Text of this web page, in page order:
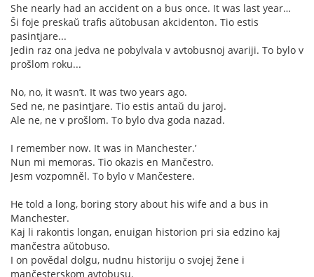
She nearly had an accident on a bus once. It was last year…
Ŝi foje preskaŭ trafis aŭtobusan akcidenton. Tio estis
pasintjare...
Jedin raz ona jedva ne pobylvala v avtobusnoj avariji. To bylo v
prošlom roku...
No, no, it wasn’t. It was two years ago.
Sed ne, ne pasintjare. Tio estis antaŭ du jaroj.
Ale ne, ne v prošlom. To bylo dva goda nazad.
I remember now. It was in Manchester.’
Nun mi memoras. Tio okazis en Mančestro.
Jesm vozpomněl. To bylo v Mančestere.
He told a long, boring story about his wife and a bus in
Manchester.
Kaj li rakontis longan, enuigan historion pri sia edzino kaj
mančestra aŭtobuso.
I on povědal dolgu, nudnu historiju o svojej žene i
mančesterskom avtobusu.